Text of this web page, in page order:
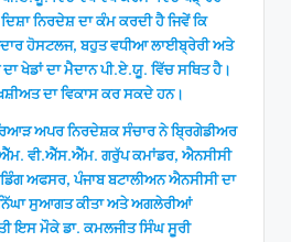
ਨਿਰਦੇਸ਼ ਦਾ ਕੰਮ ਕਰਦੀ ਹੈ ਜਿਵੇਂ ਕਿ
ਹੋਸਟਲਜ, ਬਹੁਤ ਵਧੀਆ ਲਾਈਬ੍ਰੇਰੀ ਅਤੇ
ਖੇਡਾਂ ਦਾ ਮੈਦਾਨ ਪੀ.ਏ.ਯੂ. ਵਿੱਚ ਸਥਿਤ ਹੈ।
ਦਾ ਵਿਕਾਸ ਕਰ ਸਕਦੇ ਹਨ।
ਅਪਰ ਨਿਰਦੇਸ਼ਕ ਸੰਚਾਰ ਨੇ ਬ੍ਰਿਗੇਡੀਅਰ
ਵੀ.ਐੱਸ.ਐੱਮ. ਗਰੁੱਪ ਕਮਾਂਡਰ, ਐਨਸੀਸੀ
ਅਫਸਰ, ਪੰਜਾਬ ਬਟਾਲੀਅਨ ਐਨਸੀਸੀ ਦਾ
ਸੁਆਗਤ ਕੀਤਾ ਅਤੇ ਅਗਲੇਰੀਆਂ
ਇਸ ਮੌਕੇ ਡਾ. ਕਮਲਜੀਤ ਸਿੰਘ ਸੂਰੀ